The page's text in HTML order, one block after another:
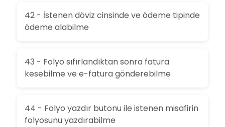
42 - İstenen döviz cinsinde ve ödeme tipinde
ödeme alabilme
43 - Folyo sıfırlandıktan sonra fatura
kesebilme ve e-fatura gönderebilme
44 - Folyo yazdır butonu ile istenen misafirin
folyosunu yazdırabilme